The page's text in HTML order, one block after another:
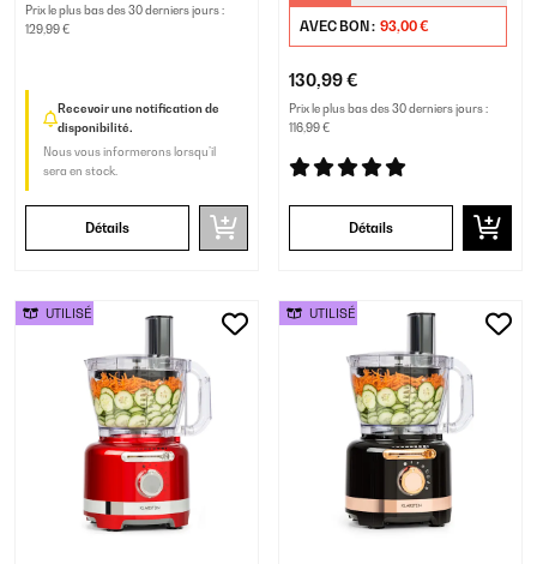
Prix le plus bas des 30 derniers jours :
129,99 €
Recevoir une notification de
disponibilité.
Nous vous informerons lorsqu’il
sera en stock.
Détails
AVEC BON : 93,00 €
130,99 €
Prix le plus bas des 30 derniers jours :
116,99 €
Détails
UTILISÉ UTILISÉ